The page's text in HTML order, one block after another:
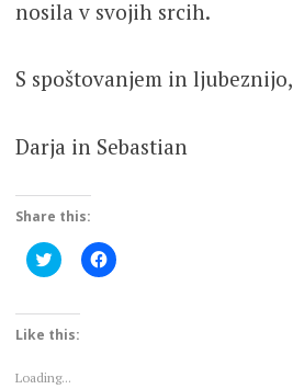
nosila v svojih srcih.
S spoštovanjem in ljubeznijo,
Darja in Sebastian
Share this:
Click
to
Twitter
(Opens
in
Click
to
Like this:
Loading...